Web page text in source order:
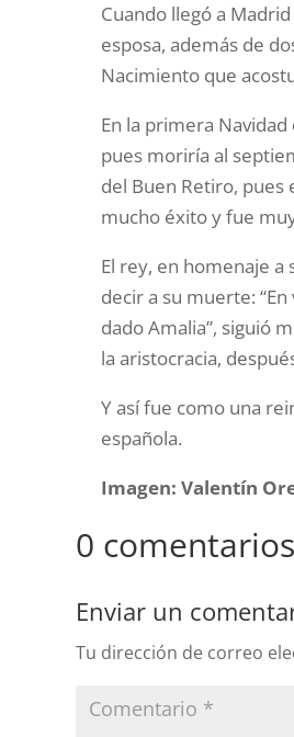
Cuando llegó a
esposa, además de
Nacimiento que
En la primera
pues moriría al
del Buen Retiro, pues
mucho éxito y fue
El rey, en homenaje a
decir a su muerte:
dado Amalia”, siguió
la aristocracia,
Y así fue como una
española.
Imagen: Valentín
0 comentarios
Enviar un
Tu dirección de correo